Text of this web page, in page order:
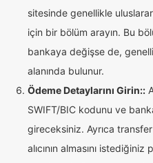
sitesinde genellikle
için bir bölüm arayın. Bu
bankaya değişse de,
alanında bulunur.
Ödeme Detaylarını Girin::
SWIFT/BIC kodunu ve
gireceksiniz. Ayrıca
alıcının almasını